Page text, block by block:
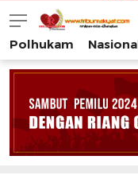
Tribun Rakyat
Tulus – Terdepan
Polhukam